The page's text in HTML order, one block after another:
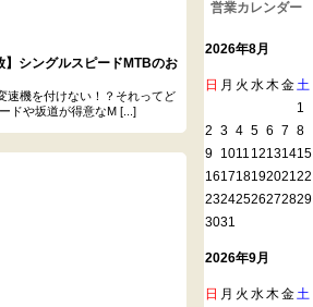
】シングルスピードMTBのお
速機を付けない！？それってど
ドや坂道が得意なM [...]
営業カレンダー
2026年8月
日 月 火 水木金土
1
2 3 4 5 6 7 8
9 1011 12131415
16171819202122
23242526272829
3031
2026年9月
日 月 火 水木金土